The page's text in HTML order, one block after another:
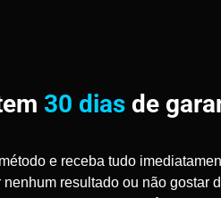
30 dias de
e receba tudo
nenhum resultado ou não gostar